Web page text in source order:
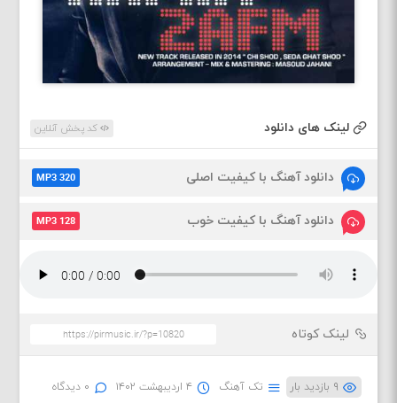
لینک های دانلود کد پخش آنلاین
دانلود آهنگ با کیفیت اصلی MP3 320
دانلود آهنگ با کیفیت خوب MP3 128
لینک کوتاه
۹ بازدید بار تک آهنگ ۴ اردیبهشت ۱۴۰۲ ۰ دیدگاه